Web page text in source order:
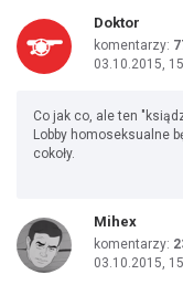
Doktor
komentarzy:
03.10.2015,
Co jak co, ale ten
Lobby homoseksualne
cokoły.
Mihex
komentarzy:
03.10.2015,